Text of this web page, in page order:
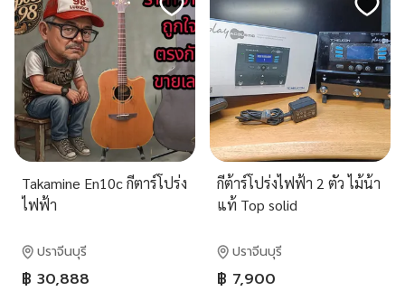
Takamine En10c กีตาร์โปร่ง
ไฟฟ้า
ปราจีนบุรี
฿ 30,888
กีต้าร์โปร่งไฟฟ้า 2 ตัว ไม้น้า
แท้ Top solid
ปราจีนบุรี
฿ 7,900